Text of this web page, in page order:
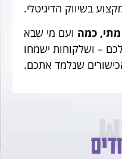
בשיווק הדיגיטלי.
כמה ועם מי שבא
לכם – ושלקוחות ישמחו
שנלמד אתכם.